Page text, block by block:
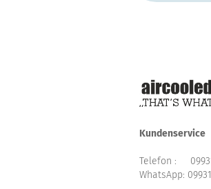
Kundenservice
Telefon :
WhatsApp: